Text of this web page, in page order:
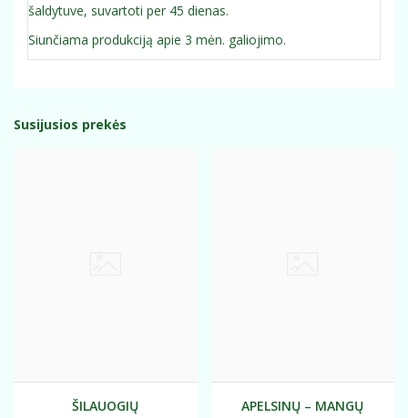
šaldytuve, suvartoti per 45 dienas.
Siunčiama produkciją apie 3 mėn. galiojimo.
Susijusios prekės
ŠILAUOGIŲ
APELSINŲ – MANGŲ